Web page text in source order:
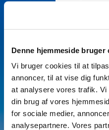
Denne hjemmeside bruger
Vi bruger cookies til at
annoncer, til at vise dig
at analysere vores trafik.
din brug af vores
for sociale medier,
analysepartnere. Vores
bl
is
h
e
d
Th